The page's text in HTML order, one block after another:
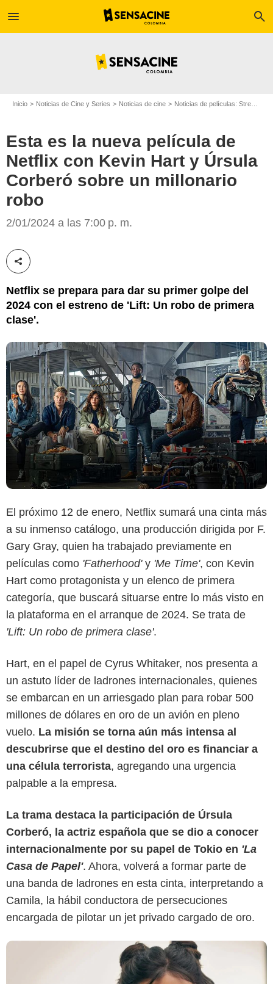
menu search
Inicio Noticias de Cine y Series Noticias de cine Noticias de películas: Streaming
Esta es la nueva película de
Netflix con Kevin Hart y Úrsula
Corberó sobre un millonario
robo
2/01/2024 a las 7:00 p. m.
Compartir esta noticia
Netflix se prepara para dar su primer golpe del
2024 con el estreno de 'Lift: Un robo de primera
clase'.
El próximo 12 de enero, Netflix sumará una cinta más
a su inmenso catálogo, una producción dirigida por F.
Gary Gray, quien ha trabajado previamente en
películas como 'Fatherhood' y 'Me Time', con Kevin
Hart como protagonista y un elenco de primera
categoría, que buscará situarse entre lo más visto en
la plataforma en el arranque de 2024. Se trata de
'Lift: Un robo de primera clase'.
Hart, en el papel de Cyrus Whitaker, nos presenta a
un astuto líder de ladrones internacionales, quienes
se embarcan en un arriesgado plan para robar 500
millones de dólares en oro de un avión en pleno
vuelo. La misión se torna aún más intensa al
descubrirse que el destino del oro es financiar a
una célula terrorista, agregando una urgencia
palpable a la empresa.
La trama destaca la participación de Úrsula
Corberó, la actriz española que se dio a conocer
internacionalmente por su papel de Tokio en 'La
Casa de Papel'. Ahora, volverá a formar parte de
una banda de ladrones en esta cinta, interpretando a
Camila, la hábil conductora de persecuciones
encargada de pilotar un jet privado cargado de oro.
Netflix